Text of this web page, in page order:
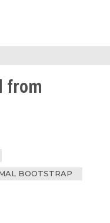
from
BOOTSTRAP